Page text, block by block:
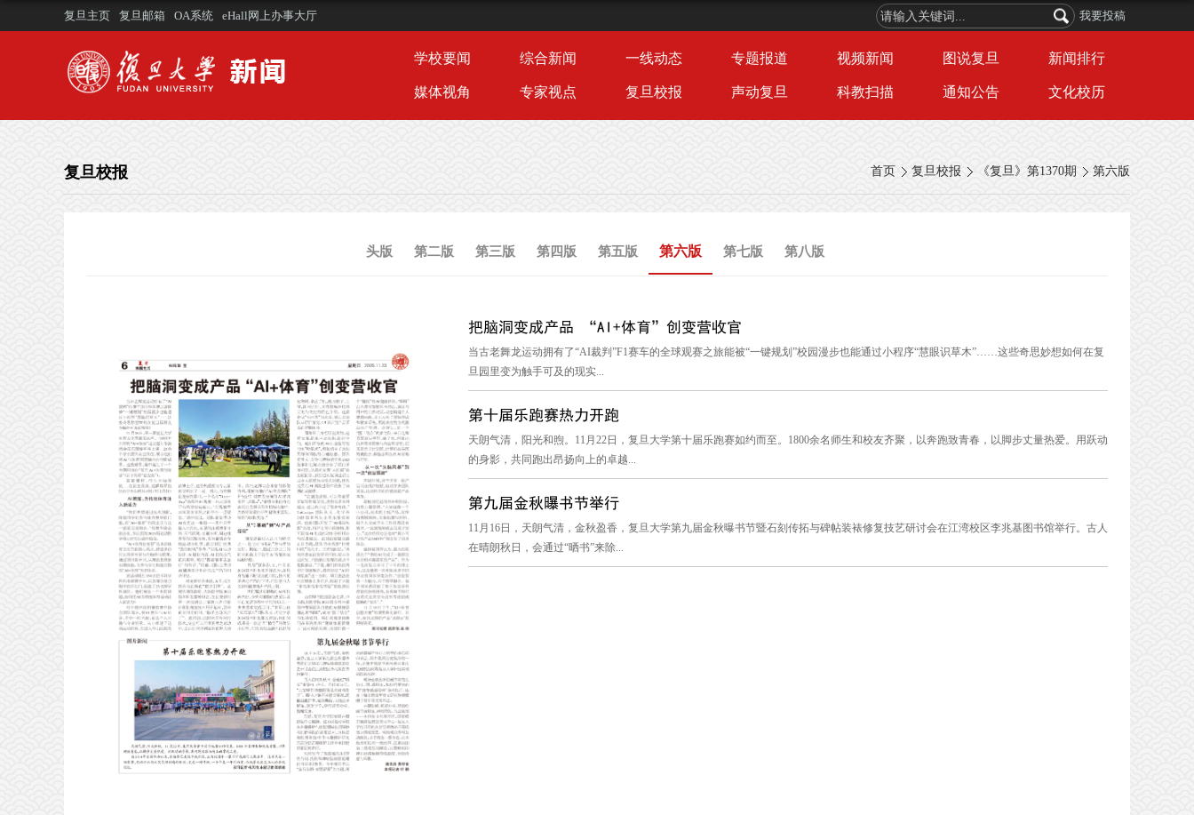
复旦主页 复旦邮箱 OA系统 eHall网上办事大厅 我要投稿
学校要闻 综合新闻 一线动态 专题报道 视频新闻 图说复旦 新闻排行
媒体视角 专家视点 复旦校报 声动复旦 科教扫描 通知公告 文化校历
首页 复旦校报 《复旦》第1370期 第六版
复旦校报
头版 第二版 第三版 第四版 第五版 第六版 第七版 第八版
把脑洞变成产品 “AI+体育”创变营收官
当古老舞龙运动拥有了“AI裁判”F1赛车的全球观赛之旅能被“一键规划”校园漫步也能通过小程序“慧眼识草木”……这些奇思妙想如何在复
旦园里变为触手可及的现实...
第十届乐跑赛热力开跑
天朗气清，阳光和煦。11月22日，复旦大学第十届乐跑赛如约而至。1800余名师生和校友齐聚，以奔跑致青春，以脚步丈量热爱。用跃动
的身影，共同跑出昂扬向上的卓越...
第九届金秋曝书节举行
11月16日，天朗气清，金秋盈香，复旦大学第九届金秋曝书节暨石刻传拓与碑帖装裱修复技艺研讨会在江湾校区李兆基图书馆举行。古人
在晴朗秋日，会通过“晒书”来除...